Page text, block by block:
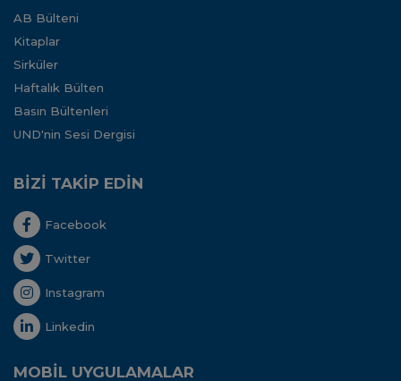
AB Bülteni
Kitaplar
Sirküler
Haftalık Bülten
Basın Bültenleri
UND'nin Sesi Dergisi
BİZİ TAKİP EDİN
Facebook
Twitter
Instagram
Linkedin
MOBİL UYGULAMALAR